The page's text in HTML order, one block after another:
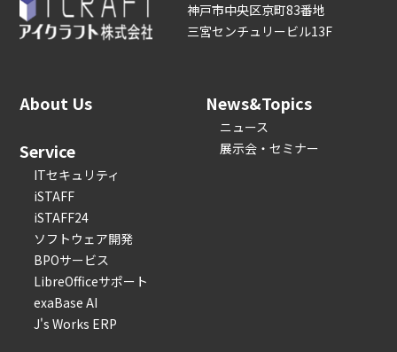
神戸市中央区京町83番地
三宮センチュリービル13F
About Us
Service
ITセキュリティ
iSTAFF
iSTAFF24
ソフトウェア開発
BPOサービス
LibreOfficeサポート
exaBase AI
J's Works ERP
News&Topics
ニュース
展示会・セミナー